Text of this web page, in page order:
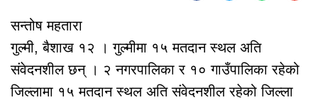
सन्तोष महतारा
गुल्मी, बैशाख १२ । गुल्मीमा १५ मतदान स्थल अति
संवेदनशील छन् । २ नगरपालिका र १० गाउँपालिका रहेको
जिल्लामा १५ मतदान स्थल अति संवेदनशील रहेको जिल्ला